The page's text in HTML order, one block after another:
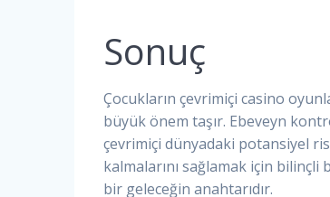
Sonuç
Çocukların çevrimiçi casino
büyük önem taşır. Ebeveyn
çevrimiçi dünyadaki potansiyel
kalmalarını sağlamak için bilinçli
bir geleceğin anahtarıdır.